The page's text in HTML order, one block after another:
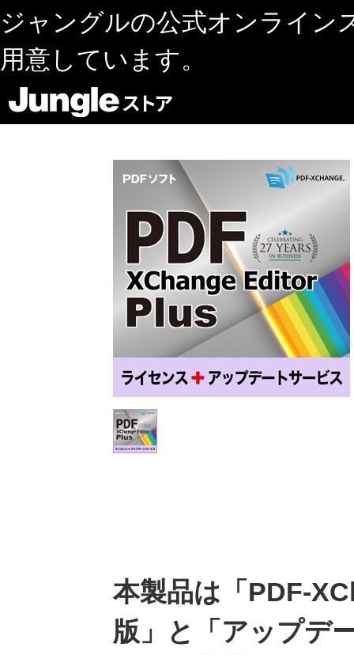
ジャングルの公式オンライン
用意しています。
本製品は「PDF-
版」と「アップデ